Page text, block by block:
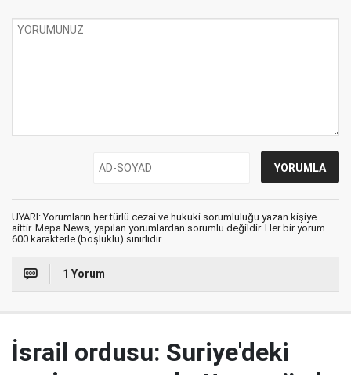
UYARI: Yorumların her türlü cezai ve hukuki sorumluluğu yazan kişiye
aittir. Mepa News, yapılan yorumlardan sorumlu değildir. Her bir yorum
600 karakterle (boşluklu) sınırlıdır.
1 Yorum
İsrail ordusu: Suriye'deki